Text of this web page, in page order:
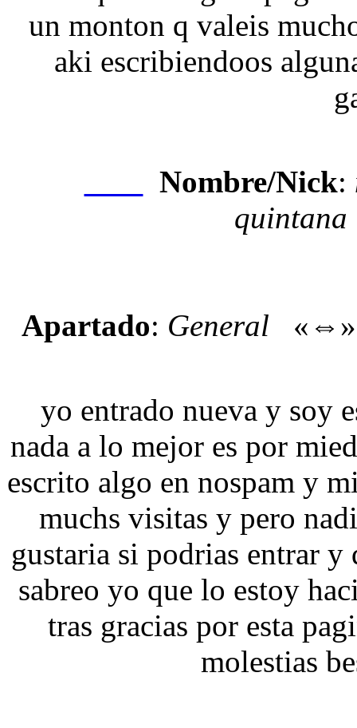
un monton q valeis
aki escribiendoos
Nombre/Nick:
quintana
Apartado: General
yo entrado nueva y soy
nada a lo mejor es por
escrito algo en nospam y
muchs visitas y pero
gustaria si podrias entrar
sabreo yo que lo estoy
tras gracias por esta
molestias